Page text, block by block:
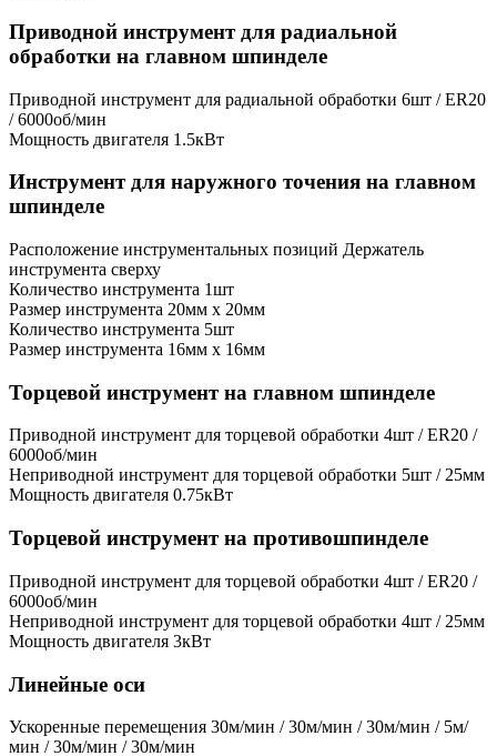
Приводной инструмент для радиальной
обработки на главном шпинделе
Приводной инструмент для радиальной обработки 6шт / ER20
/ 6000об/мин
Мощность двигателя 1.5кВт
Инструмент для наружного точения на главном
шпинделе
Расположение инструментальных позиций Держатель
инструмента сверху
Количество инструмента 1шт
Размер инструмента 20мм x 20мм
Количество инструмента 5шт
Размер инструмента 16мм х 16мм
Торцевой инструмент на главном шпинделе
Приводной инструмент для торцевой обработки 4шт / ER20 /
6000об/мин
Неприводной инструмент для торцевой обработки 5шт / 25мм
Мощность двигателя 0.75кВт
Торцевой инструмент на противошпинделе
Приводной инструмент для торцевой обработки 4шт / ER20 /
6000об/мин
Неприводной инструмент для торцевой обработки 4шт / 25мм
Мощность двигателя 3кВт
Линейные оси
Ускоренные перемещения 30м/мин / 30м/мин / 30м/мин / 5м/
мин / 30м/мин / 30м/мин